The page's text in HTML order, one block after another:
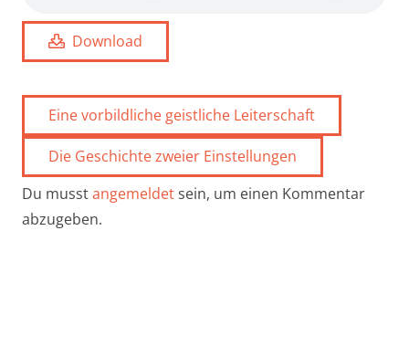
Download
Eine vorbildliche geistliche Leiterschaft
Die Geschichte zweier Einstellungen
Du musstangemeldetsein, um einen Kommentar
abzugeben.